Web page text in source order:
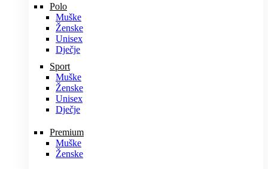
Polo
Muške
Ženske
Unisex
Dječje
Sport
Muške
Ženske
Unisex
Dječje
Premium
Muške
Ženske